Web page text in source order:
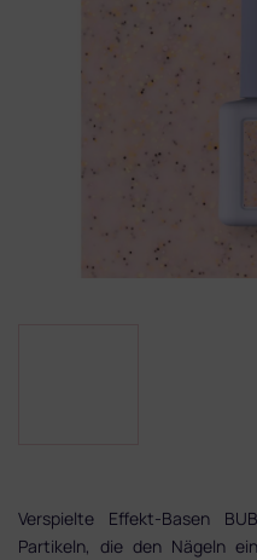
Verspielte Effekt-Basen
Partikeln, die den Nägeln